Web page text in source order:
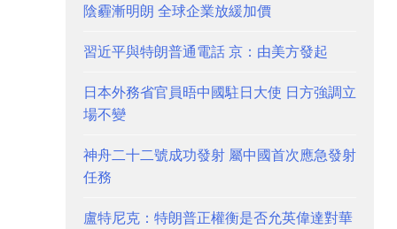
陰霾漸明朗 全球企業放緩加價
習近平與特朗普通電話 京：由美方發起
日本外務省官員晤中國駐日大使 日方強調立
場不變
神舟二十二號成功發射 屬中國首次應急發射
任務
盧特尼克：特朗普正權衡是否允英偉達對華